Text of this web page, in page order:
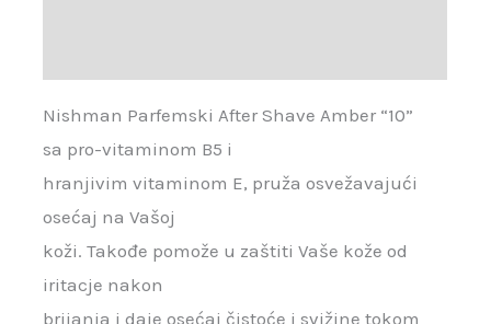
Nishman Parfemski After Shave Amber “10”
sa pro-vitaminom B5 i
hranjivim vitaminom E, pruža osvežavajući
osećaj na Vašoj
koži. Takođe pomože u zaštiti Vaše kože od
iritacje nakon
brijanja i daje osećaj čistoće i svižine tokom